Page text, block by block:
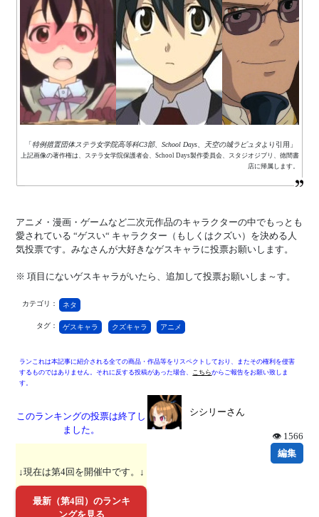
「特例措置団体ステラ女学院高等科C3部、School Days、天空の城ラピュタより引用」
上記画像の著作権は、ステラ女学院保護者会、School Days製作委員会、スタジオジブリ、徳間書
店に帰属します。
アニメ・漫画・ゲームなど二次元作品のキャラクターの中でもっとも
愛されている “ゲスい“ キャラクター（もしくはクズい）を決める人
気投票です。みなさんが大好きなゲスキャラに投票お願いします。
※ 項目にないゲスキャラがいたら、追加して投票お願いしま～す。
カテゴリ： ネタ
タグ： ゲスキャラ クズキャラ アニメ
ランこれは本記事に紹介される全ての商品・作品等をリスペクトしており、またその権利を侵害
するものではありません。それに反する投稿があった場合、 こちらからご報告をお願い致しま
す。
このランキングの投票は終了し
ました。
↓現在は第4回を開催中です。↓
最新（第4回）のランキ
ングを見る
シシリーさん
👁 1566
編集